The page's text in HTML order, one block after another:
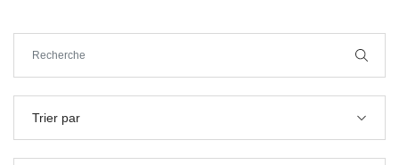
Trier par